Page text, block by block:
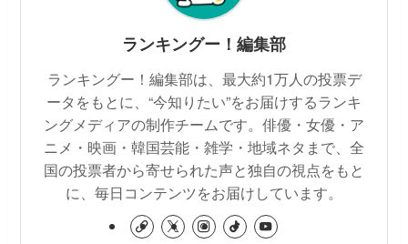
ランキングー！編集部
ランキングー！編集部は、最大約1万人の投票デ
ータをもとに、“今知りたい”をお届けするランキ
ングメディアの制作チームです。俳優・女優・ア
ニメ・映画・韓国芸能・雑学・地域ネタまで、全
国の投票者から寄せられた声と独自の視点をもと
に、毎日コンテンツをお届けしています。